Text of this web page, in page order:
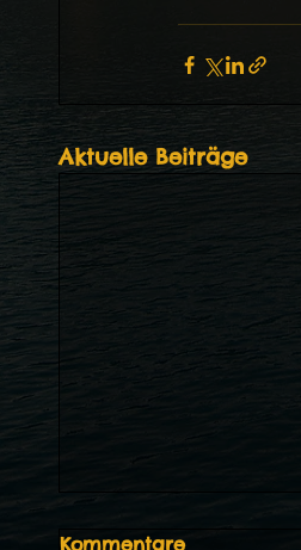
Aktuelle Beiträge
Galerien aktualisiert
Kommentare